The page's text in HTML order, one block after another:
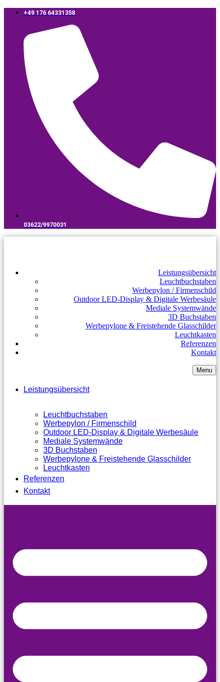
‪+49 176 64331358‬
03622/9970031​
Leistungsübersicht
Leuchtbuchstaben
Werbepylon / Firmenschild
Outdoor LED-Display & Digitale Werbesäule
Mediale Systemwände
3D Buchstaben
Werbepylone & Freistehende Glasschilder
Leuchtkasten
Referenzen
Kontakt
Menu
Leistungsübersicht
Leuchtbuchstaben
Werbepylon / Firmenschild
Outdoor LED-Display & Digitale Werbesäule
Mediale Systemwände
3D Buchstaben
Werbepylone & Freistehende Glasschilder
Leuchtkasten
Referenzen
Kontakt